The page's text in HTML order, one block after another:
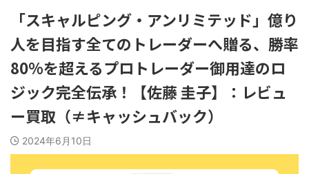
「スキャルピング・アンリミテッド」億り
人を目指す全てのトレーダーへ贈る、勝率
80%を超えるプロトレーダー御用達のロ
ジック完全伝承！【佐藤 圭子】：レビュ
ー買取（≠キャッシュバック）
2024年6月10日